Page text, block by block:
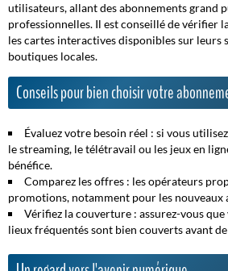
utilisateurs, allant des abonnements grand
professionnelles. Il est conseillé de vérifier
les cartes interactives disponibles sur leurs
boutiques locales.
Conseils pour bien choisir votre
Évaluez votre besoin réel : si vous
le streaming, le télétravail ou les jeux en
bénéfice.
Comparez les offres : les opérateurs
promotions, notamment pour les nouveaux
Vérifiez la couverture : assurez-vous
lieux fréquentés sont bien couverts avant